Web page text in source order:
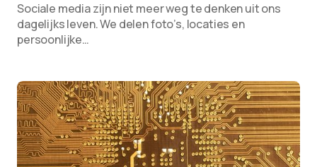
Sociale media zijn niet meer weg te denken uit ons
dagelijks leven. We delen foto’s, locaties en
persoonlijke…